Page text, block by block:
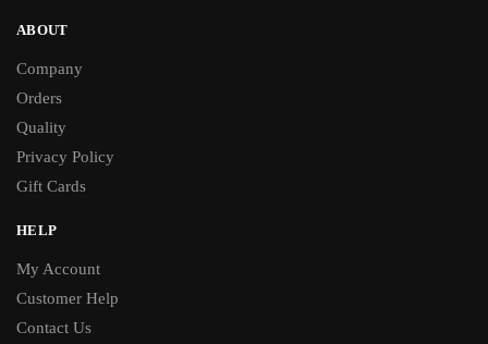
ABOUT
Company
Orders
Quality
Privacy Policy
Gift Cards
HELP
My Account
Customer Help
Contact Us